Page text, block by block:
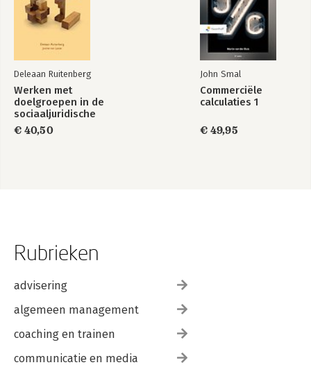
Deleaan Ruitenberg
Werken met
doelgroepen in de
sociaaljuridische
dienstverlening
€ 40,50
John Smal
Commerciële
calculaties 1
€ 49,95
Rubrieken
advisering
algemeen management
coaching en trainen
communicatie en media